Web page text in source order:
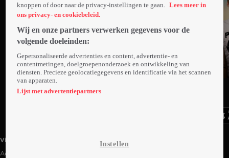
Ga
naar
Trailer
Videoland
Actiecode
knoppen of door naar de privacy-instellingen te gaan.
Lees meer in
ons privacy- en cookiebeleid.
Wij en onze partners verwerken gegevens voor de
volgende doeleinden:
Gepersonaliseerde advertenties en content, advertentie- en
contentmetingen, doelgroepenonderzoek en ontwikkeling van
diensten. Precieze geolocatiegegevens en identificatie via het scannen
van apparaten.
Lijst met advertentiepartners
Instellen